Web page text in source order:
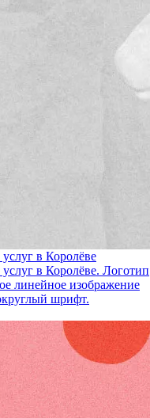
в Королёве
в Королёве. Логотип
линейное изображение
шрифт.